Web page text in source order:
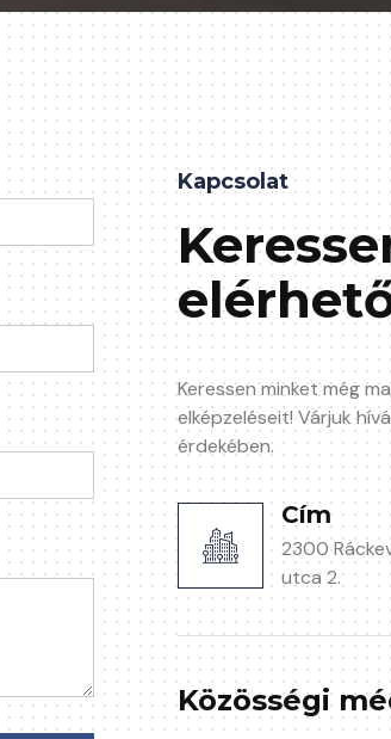
Kapcsolat
Keressen minket még
elképzeléseit! Várjuk
érdekében.
Cím
2300
utca 2.
Közösségi